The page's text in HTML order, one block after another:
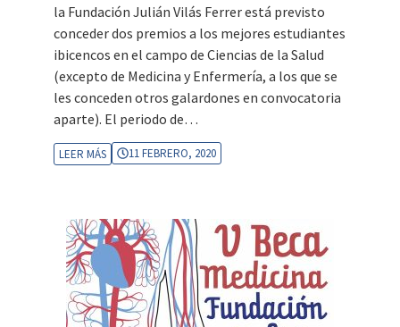
la Fundación Julián Vilás Ferrer está previsto
conceder dos premios a los mejores estudiantes
ibicencos en el campo de Ciencias de la Salud
(excepto de Medicina y Enfermería, a los que se
les conceden otros galardones en convocatoria
aparte). El periodo de…
LEER MÁS 11 FEBRERO, 2020